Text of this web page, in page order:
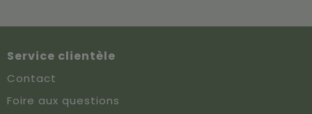
Service clientèle
Contact
Foire aux questions